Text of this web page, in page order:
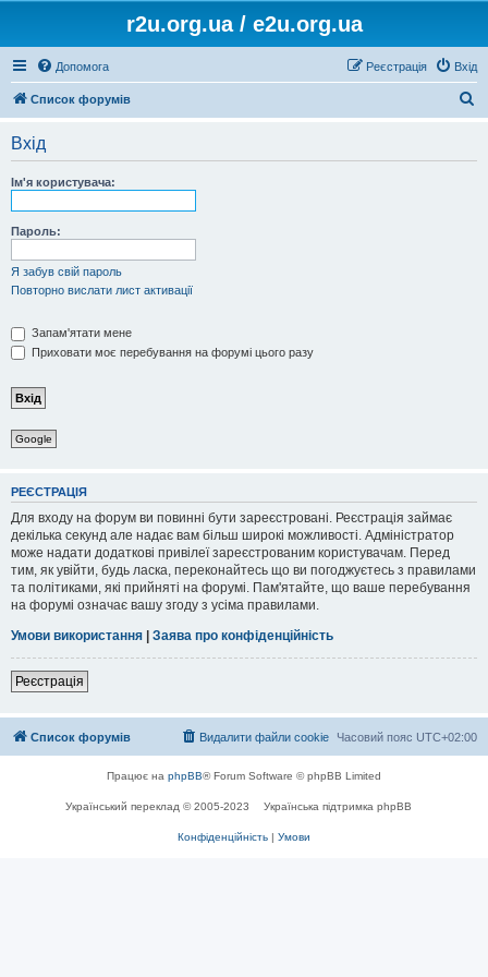
r2u.org.ua / e2u.org.ua
Допомога Вхід
Реєстрація
Список форумів
Вхід
Ім'я користувача:
Пароль:
Я забув свій пароль
Повторно вислати лист активації
Запам'ятати мене
Приховати моє перебування на форумі цього разу
Google
РЕЄСТРАЦІЯ
Для входу на форум ви повинні бути зареєстровані. Реєстрація займає
декілька секунд але надає вам більш широкі можливості. Адміністратор
може надати додаткові привілеї зареєстрованим користувачам. Перед
тим, як увійти, будь ласка, переконайтесь що ви погоджуєтесь з правилами
та політиками, які прийняті на форумі. Пам'ятайте, що ваше перебування
на форумі означає вашу згоду з усіма правилами.
Умови використання | Заява про конфіденційність
Реєстрація
Список форумів Часовий пояс UTC+02:00
Видалити файли cookie
Працює на phpBB® Forum Software © phpBB Limited
Український переклад © 2005-2023 Українська підтримка phpBB
Конфіденційність | Умови